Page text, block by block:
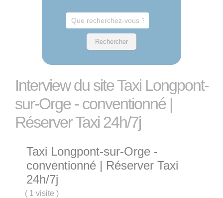
Interview du site Taxi Longpont-
sur-Orge - conventionné |
Réserver Taxi 24h/7j
Taxi Longpont-sur-Orge -
conventionné | Réserver Taxi
24h/7j
( 1 visite)